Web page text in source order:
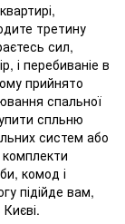
третину
сил,
і перебиваніе в
прийнято
спальної
спльню
систем або
комплекти
комод і
підійде вам,